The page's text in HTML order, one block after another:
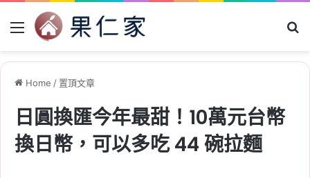
Menu
Home / 置頂文章
日圓換匯今年最甜！10萬元台幣
換日幣，可以多吃 44 碗拉麵